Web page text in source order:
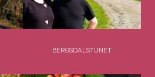
BERGSDALSTUNET